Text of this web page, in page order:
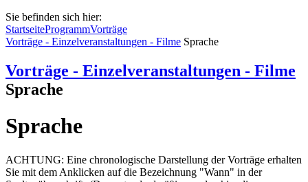
Sie befinden sich hier:
StartseiteProgrammVorträge
Vorträge - Einzelveranstaltungen - Filme Sprache
Vorträge - Einzelveranstaltungen - Filme
Sprache
Sprache
ACHTUNG: Eine chronologische Darstellung der Vorträge erhalten
Sie mit dem Anklicken auf die Bezeichnung "Wann" in der